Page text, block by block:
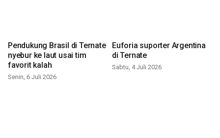
Pendukung Brasil di Ternate
nyebur ke laut usai tim
favorit kalah
Senin, 6 Juli 2026
Euforia suporter Argentina
di Ternate
Sabtu, 4 Juli 2026